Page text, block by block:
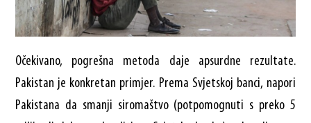
Očekivano, pogrešna metoda daje apsurdne rezultate.
Pakistan je konkretan primjer. Prema Svjetskoj banci, napori
Pakistana da smanji siromaštvo (potpomognuti s preko 5